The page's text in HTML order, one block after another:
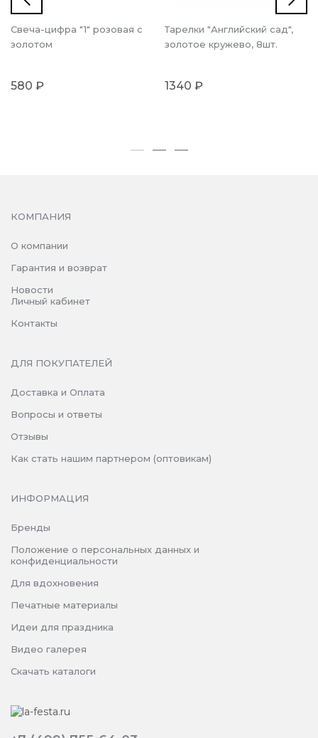
Свеча-цифра "1" розовая с
золотом
580 ₽
Тарелки "Английский сад",
золотое кружево, 8шт.
1340 ₽
КОМПАНИЯ
О компании
Гарантия и возврат
Новости
Личный кабинет
Контакты
ДЛЯ ПОКУПАТЕЛЕЙ
Доставка и Оплата
Вопросы и ответы
Отзывы
Как стать нашим партнером (оптовикам)
ИНФОРМАЦИЯ
Бренды
Положение о персональных данных и
конфиденциальности
Для вдохновения
Печатные материалы
Идеи для праздника
Видео галерея
Скачать каталоги